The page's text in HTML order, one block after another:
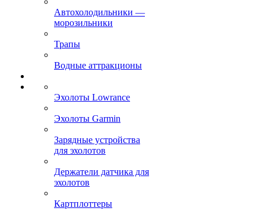
Автохолодильники —
морозильники
Трапы
Водные аттракционы
Эхолоты Lowrance
Эхолоты Garmin
Зарядные устройства
для эхолотов
Держатели датчика для
эхолотов
Картплоттеры